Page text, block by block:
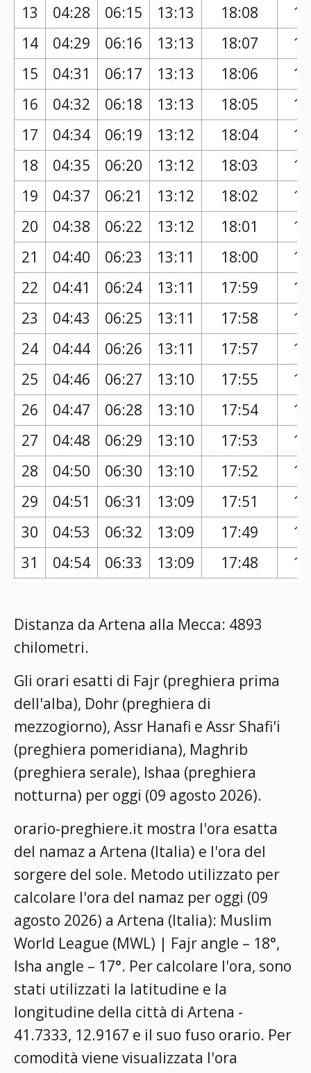
13 04:28 06:15 13:13 18:08
14
04:29 06:16 13:13 18:07
15
04:31 06:17 13:13 18:06
16
04:32 06:18 13:13 18:05
17
04:34 06:19 13:12 18:04
18
04:35 06:20 13:12 18:03
19
04:37 06:21 13:12 18:02
20
04:38 06:22 13:12 18:01
21
04:40 06:23 13:11 18:00
22
04:41 06:24 13:11 17:59
23
04:43 06:25 13:11 17:58
24
04:44 06:26 13:11 17:57
25
04:46 06:27 13:10 17:55
26
04:47 06:28 13:10 17:54
27
04:48 06:29 13:10 17:53
28
04:50 06:30 13:10 17:52
29
04:51 06:31 13:09 17:51
30
04:53 06:32 13:09 17:49
31
04:54 06:33 13:09 17:48
Distanza da Artena alla Mecca: 4893
chilometri.
Gli orari esatti di Fajr (preghiera prima
dell'alba), Dohr (preghiera di
mezzogiorno), Assr Hanafi e Assr Shafi'i
(preghiera pomeridiana), Maghrib
(preghiera serale), Ishaa (preghiera
notturna) per oggi (09 agosto 2026).
orario-preghiere.it mostra l'ora esatta
del namaz a Artena (Italia) e l'ora del
sorgere del sole. Metodo utilizzato per
calcolare l'ora del namaz per oggi (09
agosto 2026) a Artena (Italia): Muslim
World League (MWL) | Fajr angle – 18°,
Isha angle – 17°. Per calcolare l'ora, sono
stati utilizzati la latitudine e la
longitudine della città di Artena -
41.7333, 12.9167 e il suo fuso orario. Per
comodità viene visualizzata l'ora